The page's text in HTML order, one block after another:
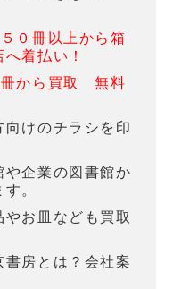
０冊以上から箱
着払い！
から買取 無料
向けのチラシを印
企業の図書館か
。
お皿なども買取
書房とは？会社案